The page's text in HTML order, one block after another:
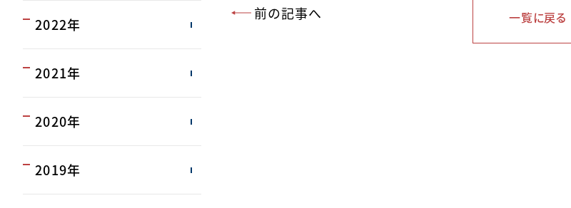
前の記事へ 一覧に戻る
2022年
2021年
2020年
2019年